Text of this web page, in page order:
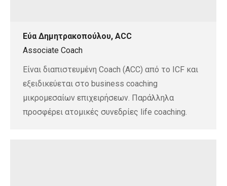
Εύα Δημητρακοπούλου, ACC
Associate Coach
Είναι διαπιστευμένη Coach (ACC) από το ICF και
εξειδικεύεται στο business coaching
μικρομεσαίων επιχειρήσεων. Παράλληλα
προσφέρει ατομικές συνεδρίες life coaching.